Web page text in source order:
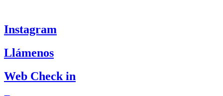
Instagram
Llámenos
Web Check in